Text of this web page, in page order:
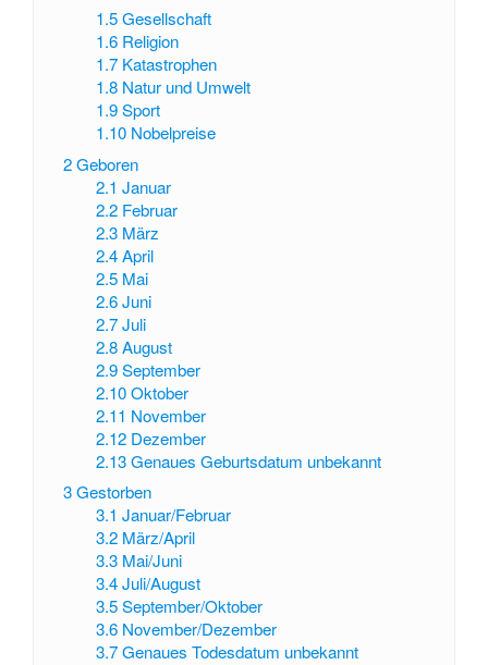
1.5 Gesellschaft
1.6 Religion
1.7 Katastrophen
1.8 Natur und Umwelt
1.9 Sport
1.10 Nobelpreise
2Geboren
2.1 Januar
2.2 Februar
2.3 März
2.4 April
2.5 Mai
2.6 Juni
2.7 Juli
2.8 August
2.9 September
2.10 Oktober
2.11 November
2.12 Dezember
2.13 Genaues Geburtsdatum unbekannt
3Gestorben
3.1 Januar/Februar
3.2 März/April
3.3 Mai/Juni
3.4 Juli/August
3.5 September/Oktober
3.6 November/Dezember
3.7 Genaues Todesdatum unbekannt